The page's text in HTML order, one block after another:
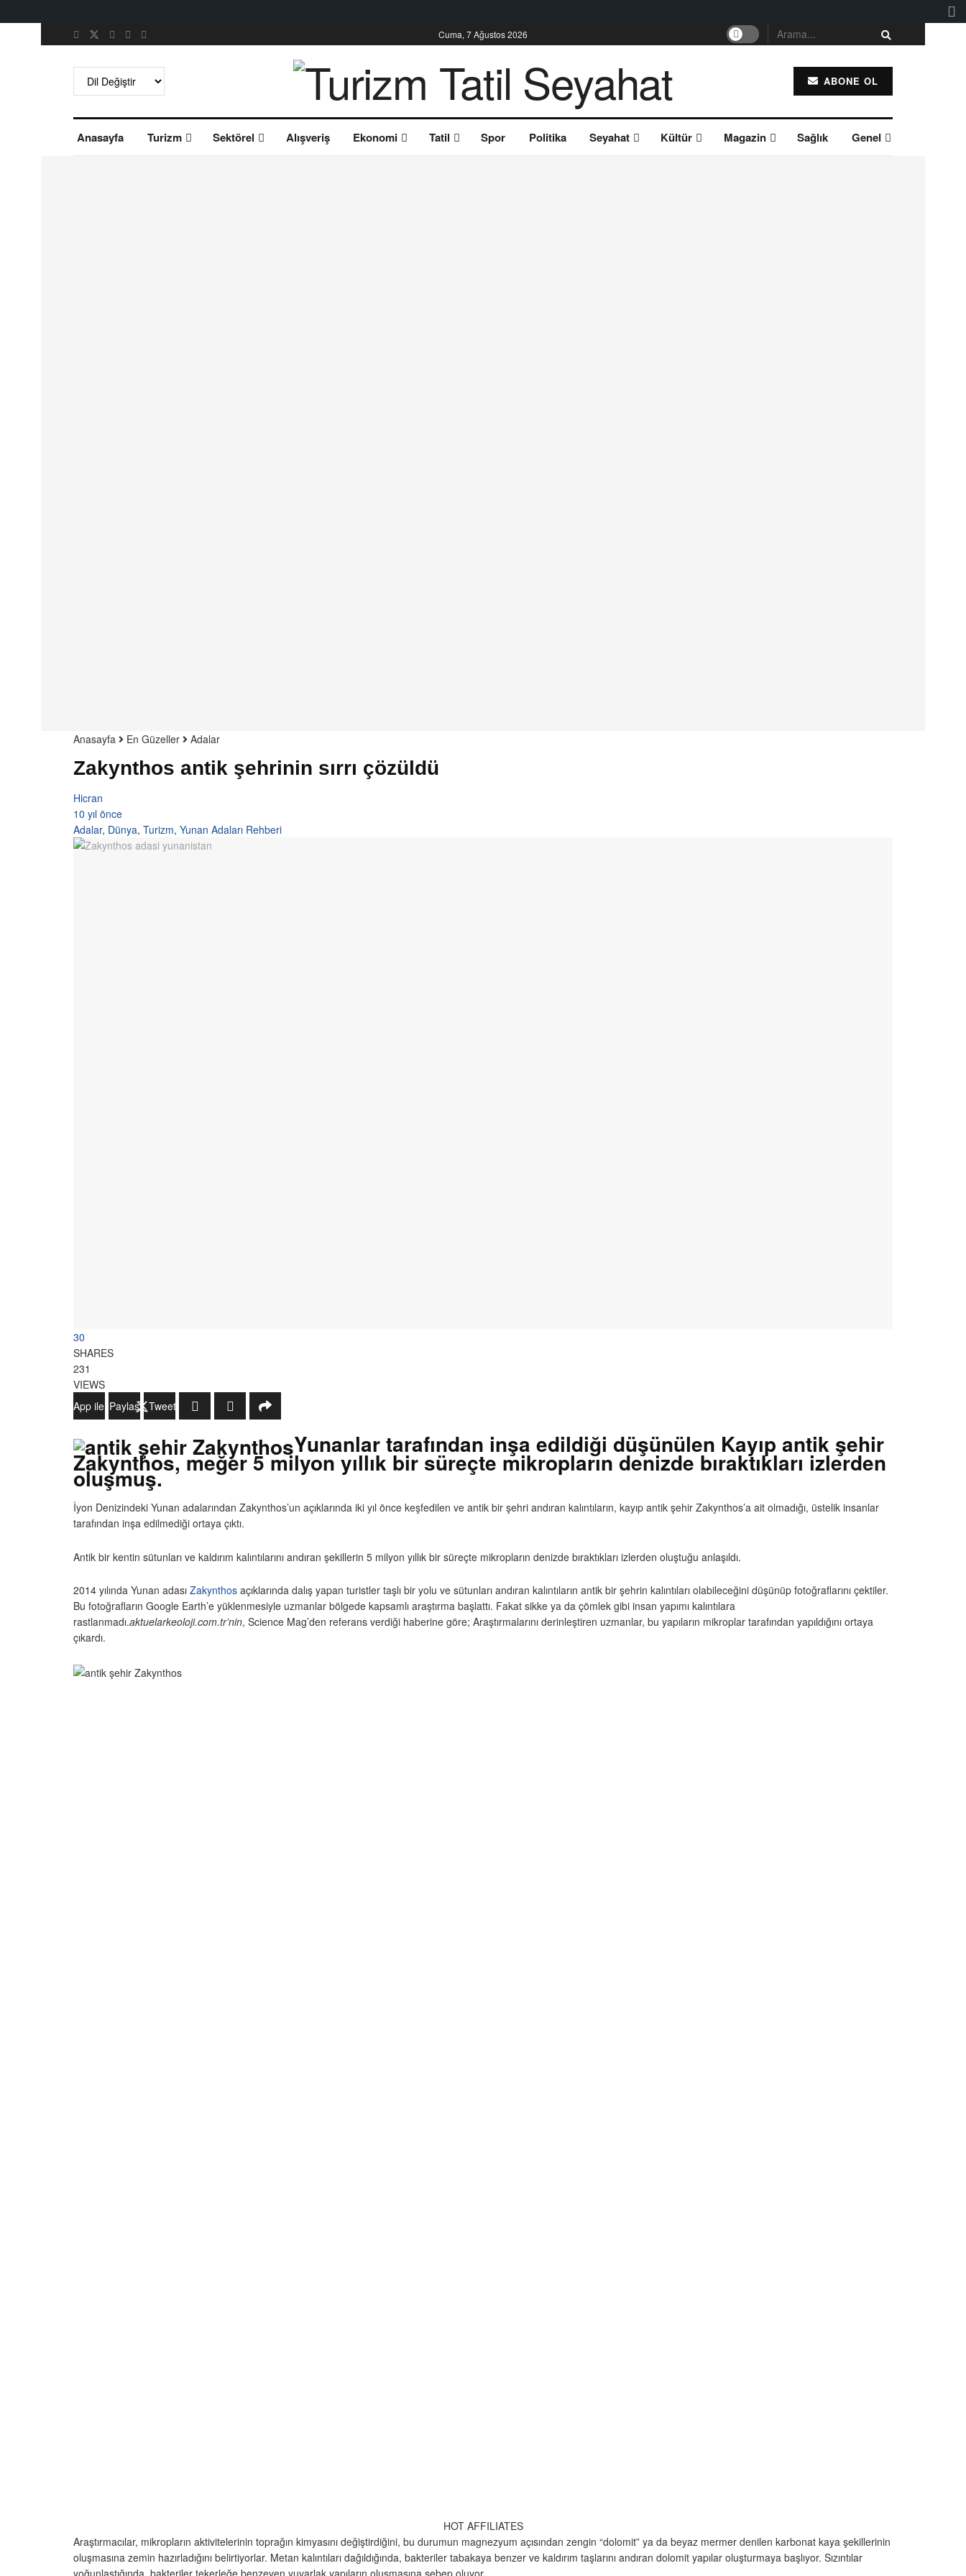
Cuma, 7 Ağustos 2026
ABONE OL
Anasayfa Turizm Sektörel Alışveriş Ekonomi Tatil Spor Politika Seyahat Kültür Magazin Sağlık Genel
Anasayfa En Güzeller Adalar
Zakynthos antik şehrinin sırrı çözüldü
Hicran
10 yıl önce
Adalar, Dünya, Turizm, Yunan Adaları Rehberi
30
SHARES
231
VIEWS
WhatsApp ile Gönder
Paylaş Tweetle
Yunanlar tarafından inşa edildiği düşünülen Kayıp antik şehir
Zakynthos, meğer 5 milyon yıllık bir süreçte mikropların denizde bıraktıkları izlerden
oluşmuş.
İyon Denizindeki Yunan adalarından Zakynthos’un açıklarında iki yıl önce keşfedilen ve antik bir şehri andıran kalıntıların, kayıp antik şehir Zakynthos’a ait olmadığı, üstelik insanlar
tarafından inşa edilmediği ortaya çıktı.
Antik bir kentin sütunları ve kaldırım kalıntılarını andıran şekillerin 5 milyon yıllık bir süreçte mikropların denizde bıraktıkları izlerden oluştuğu anlaşıldı.
2014 yılında Yunan adası Zakynthos açıklarında dalış yapan turistler taşlı bir yolu ve sütunları andıran kalıntıların antik bir şehrin kalıntıları olabileceğini düşünüp fotoğraflarını çektiler.
Bu fotoğrafların Google Earth’e yüklenmesiyle uzmanlar bölgede kapsamlı araştırma başlattı. Fakat sikke ya da çömlek gibi insan yapımı kalıntılara
rastlanmadı.aktuelarkeoloji.com.tr’nin, Science Mag’den referans verdiği haberine göre; Araştırmalarını derinleştiren uzmanlar, bu yapıların mikroplar tarafından yapıldığını ortaya
çıkardı.
HOT AFFILIATES
Araştırmacılar, mikropların aktivitelerinin toprağın kimyasını değiştirdiğini, bu durumun magnezyum açısından zengin “dolomit” ya da beyaz mermer denilen karbonat kaya şekillerinin
oluşmasına zemin hazırladığını belirtiyorlar. Metan kalıntıları dağıldığında, bakteriler tabakaya benzer ve kaldırım taşlarını andıran dolomit yapılar oluşturmaya başlıyor. Sızıntılar
yoğunlaştığında, bakteriler tekerleğe benzeyen yuvarlak yapıların oluşmasına sebep oluyor.